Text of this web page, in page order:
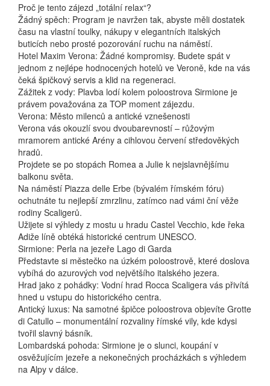
Proč je tento zájezd „totální relax“?
Žádný spěch: Program je navržen tak, abyste měli dostatek
času na vlastní toulky, nákupy v elegantních italských
buticích nebo prosté pozorování ruchu na náměstí.
Hotel Maxim Verona: Žádné kompromisy. Budete spát v
jednom z nejlépe hodnocených hotelů ve Veroně, kde na vás
čeká špičkový servis a klid na regeneraci.
Zážitek z vody: Plavba lodí kolem poloostrova Sirmione je
právem považována za TOP moment zájezdu.
Verona: Město milenců a antické vznešenosti
Verona vás okouzlí svou dvoubarevností – růžovým
mramorem antické Arény a cihlovou červení středověkých
hradů.
Projdete se po stopách Romea a Julie k nejslavnějšímu
balkonu světa.
Na náměstí Piazza delle Erbe (bývalém římském fóru)
ochutnáte tu nejlepší zmrzlinu, zatímco nad vámi ční věže
rodiny Scaligerů.
Užijete si výhledy z mostu u hradu Castel Vecchio, kde řeka
Adiže líně obtéká historické centrum UNESCO.
Sirmione: Perla na jezeře Lago di Garda
Představte si městečko na úzkém poloostrově, které doslova
vybíhá do azurových vod největšího italského jezera.
Hrad jako z pohádky: Vodní hrad Rocca Scaligera vás přivítá
hned u vstupu do historického centra.
Antický luxus: Na samotné špičce poloostrova objevíte Grotte
di Catullo – monumentální rozvaliny římské vily, kde kdysi
tvořil slavný básník.
Lombardská pohoda: Sirmione je o slunci, koupání v
osvěžujícím jezeře a nekonečných procházkách s výhledem
na Alpy v dálce.